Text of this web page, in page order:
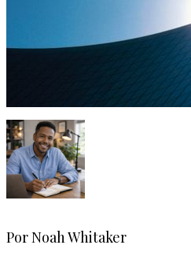
Por Noah Whitaker